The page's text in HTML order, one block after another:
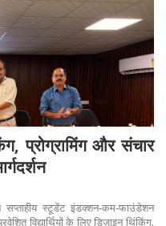
प्रोग्रामिंग और संचार
सप्ताहीय स्टूडेंट इंडक्शन-कम-फाउंडेशन
विद्यार्थियों के लिए डिज़ाइन थिंकिंग,